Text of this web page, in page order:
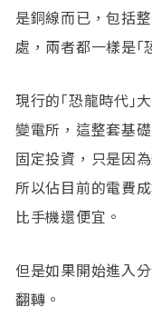
是銅線而已，包括
處，兩者都一樣是｢
現行的｢恐龍時代｣
變電所，這整套基
固定投資，只是因
所以佔目前的電費
比手機還便宜。
但是如果開始進入
翻轉。